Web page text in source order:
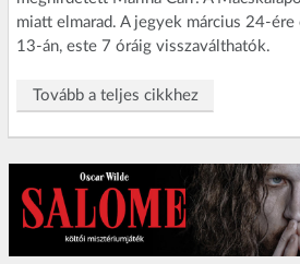
miatt elmarad. A jegyek március 24-
13-án, este 7 óráig visszaválthatók.
Tovább a teljes cikkhez